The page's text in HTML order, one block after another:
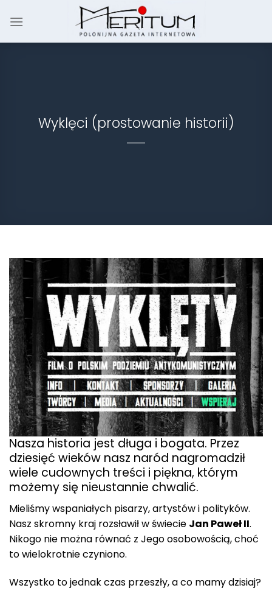
Wyklęci (prostowanie historii)
Nasza historia jest długa i bogata. Przez
dziesięć wieków nasz naród nagromadził
wiele cudownych treści i piękna, którym
możemy się nieustannie chwalić.
Mieliśmy wspaniałych pisarzy, artystów i polityków.
Nasz skromny kraj rozsławił w świecie Jan Paweł II.
Nikogo nie można równać z Jego osobowością, choć
to wielokrotnie czyniono.
Wszystko to jednak czas przeszły, a co mamy dzisiaj?